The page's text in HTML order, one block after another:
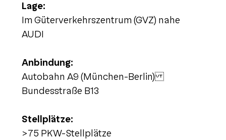
Lage:
Im Güterverkehrszentrum (GVZ) nahe
AUDI
Anbindung:
Autobahn A9 (München-Berlin)
Bundesstraße B13
Stellplätze:
>75 PKW-Stellplätze